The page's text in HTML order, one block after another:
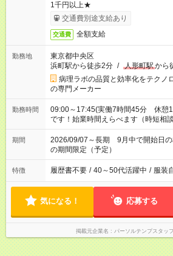
1千円以上★
交通費別途支給あり
交通費 全額支給
勤務地
東京都中央区
浜町駅から徒歩2分 / 人形町駅から
病理ラボの品質と効率化をテクノ
の専門メーカー
勤務時間
09:00～17:45(実働7時間45分 休憩
です！始業時間えらべます（時短相
期間
2026/09/07～長期 9月中で開始日
の期間限定（予定）
特徴 履歴書不要 / 40～50代活躍中 / 服装
気になる！ 応募する
掲載元企業名 パーソルテンプスタッ